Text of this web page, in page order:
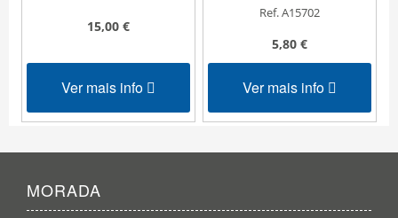
15,00 €
Ver mais info
Ref. A15702
5,80 €
Ver mais info
MORADA